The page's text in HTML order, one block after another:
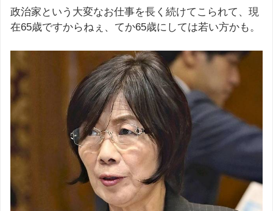
政治家という大変なお仕事を長く続けてこられて、現
在65歳ですからねぇ、てか65歳にしては若い方かも。